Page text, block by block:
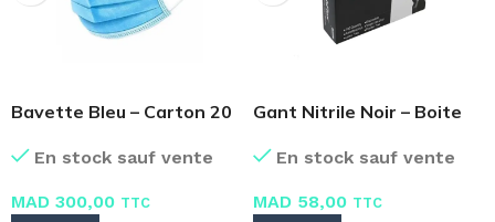
Bavette Bleu – Carton 20
En stock sauf vente
MAD 300,00 TTC
Gant Nitrile Noir – Boite
En stock sauf vente
MAD 58,00 TTC